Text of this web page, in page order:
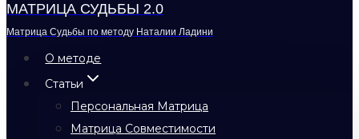
МАТРИЦА СУДЬБЫ 2.0
Матрица Судьбы по методу Наталии Ладини
О методе
Статьи
Персональная Матрица
Матрица Совместимости